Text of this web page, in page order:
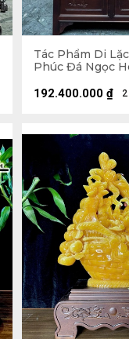
Tác Phẩm Di
Phúc Đá Ngọc
(cm ) - Cả Đế
192.400.000 ₫